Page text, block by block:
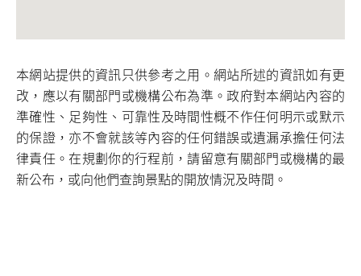
本網站提供的資訊只供參考之用。網站所述的資訊如有更
改，應以有關部門或機構公布為準。政府對本網站內容的
準確性、足夠性、可靠性及時間性概不作任何明示或默示
的保證，亦不會就該等內容的任何錯誤或遺漏承擔任何法
律責任。在規劃你的行程前，請留意有關部門或機構的最
新公布，或向他們查詢景點的開放情況及時間。